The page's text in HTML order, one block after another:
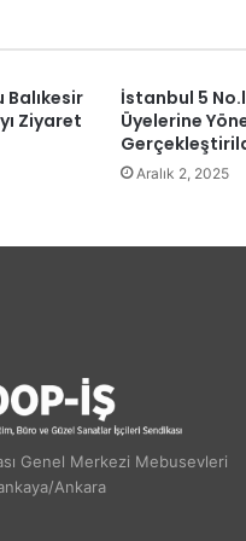
Balıkesir
Ziyaret
İstanbul 5
Üyelerine
Aralık 2, 2025
Genel Merkezi Mebusevleri
Ankara